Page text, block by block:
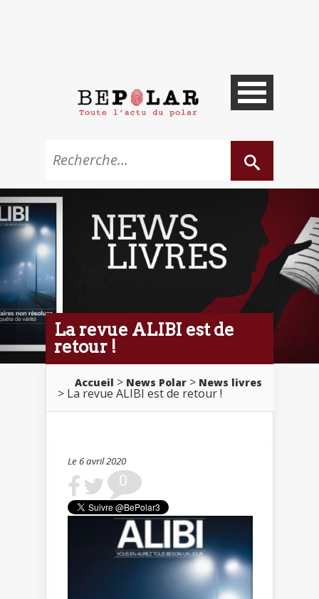
La revue ALIBI est de
retour !
Accueil > News Polar > News livres
> La revue ALIBI est de retour !
Le 6 avril 2020
0